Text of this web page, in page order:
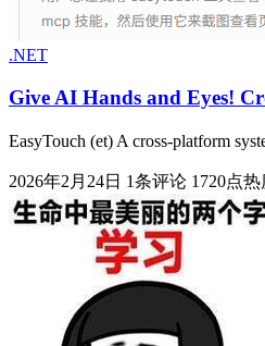
.NET
Give AI Hands and Eyes!
EasyTouch (et) A cross-platform
2026年2月24日 1条评论 1720点热